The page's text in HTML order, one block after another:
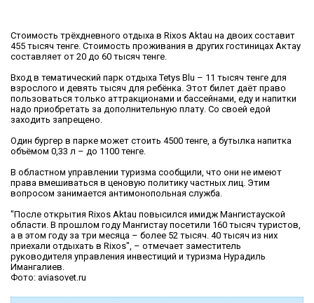
Стоимость трёхдневного отдыха в Rixos Aktau на двоих составит
455 тысяч тенге. Стоимость проживания в других гостиницах Актау
составляет от 20 до 60 тысяч тенге.
Вход в тематический парк отдыха Tetys Blu – 11 тысяч тенге для
взрослого и девять тысяч для ребёнка. Этот билет даёт право
пользоваться только аттракционами и бассейнами, еду и напитки
надо приобретать за дополнительную плату. Со своей едой
заходить запрещено.
Один бургер в парке может стоить 4500 тенге, а бутылка напитка
объёмом 0,33 л – до 1100 тенге.
В областном управлении туризма сообщили, что они не имеют
права вмешиваться в ценовую политику частных лиц. Этим
вопросом занимается антимонопольная служба.
"После открытия Rixos Aktau повысился имидж Мангистауской
области. В прошлом году Мангистау посетили 160 тысяч туристов,
а в этом году за три месяца – более 52 тысяч. 40 тысяч из них
приехали отдыхать в Rixos", – отмечает заместитель
руководителя управления инвестиций и туризма Нурадиль
Имангалиев.
Фото: aviasovet.ru